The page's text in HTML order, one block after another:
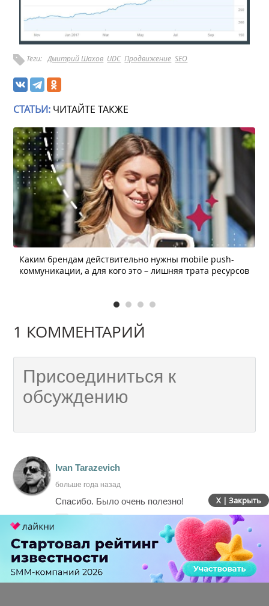
Теги: Дмитрий Шахов UDC Продвижение SEO
СТАТЬИ: ЧИТАЙТЕ ТАКЖЕ
Каким брендам действительно нужны mobile push-
коммуникации, а для кого это – лишняя трата ресурсов
1 КОММЕНТАРИЙ
Ivan Tarazevich
больше года назад
Спасибо. Было очень полезно! X | Закрыть